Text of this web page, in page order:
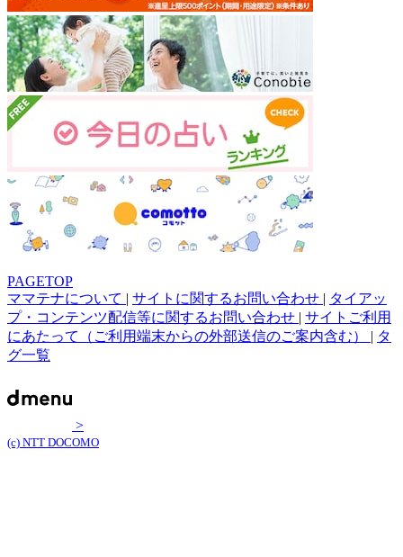
PAGETOP
ママテナについて | サイトに関するお問い合わせ | タイアッ
プ・コンテンツ配信等に関するお問い合わせ | サイトご利用
にあたって（ご利用端末からの外部送信のご案内含む） | タ
グ一覧
>
(c) NTT DOCOMO